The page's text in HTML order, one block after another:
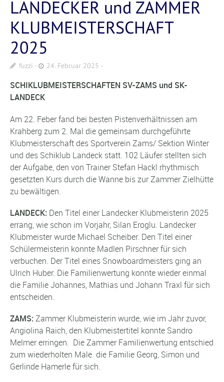
LANDECKER und ZAMMER
KLUBMEISTERSCHAFT
2025
fuzzi 24. Februar 2025
SCHIKLUBMEISTERSCHAFTEN SV-ZAMS und SK-
LANDECK
Am 22. Feber fand bei besten Pistenverhältnissen am
Krahberg zum 2. Mal die gemeinsam durchgeführte
Klubmeisterschaft des Sportverein Zams/ Sektion Winter
und des Schiklub Landeck statt. 102 Läufer stellten sich
der Aufgabe, den von Trainer Stefan Hackl rhythmisch
gesetzten Kurs durch die Wanne bis zur Zammer Zielhütte
zu bewältigen.
LANDECK: Den Titel einer Landecker Klubmeisterin 2025
errang, wie schon im Vorjahr, Silan Eroglu. Landecker
Klubmeister wurde Michael Scheiber. Den Titel einer
Schülermeisterin konnte Madlen Pirschner für sich
verbuchen. Der Titel eines Snowboardmeisters ging an
Ulrich Huber. Die Familienwertung konnte wieder einmal
die Familie Johannes, Mathias und Johann Traxl für sich
entscheiden.
ZAMS: Zammer Klubmeisterin wurde, wie im Jahr zuvor,
Angiolina Raich, den Klubmeistertitel konnte Sandro
Melmer erringen. Die Zammer Familienwertung entschied
zum wiederholten Male die Familie Georg, Simon und
Gerlinde Hamerle für sich.